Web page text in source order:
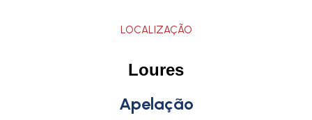
LOCALIZAÇÃO
Loures
Apelação